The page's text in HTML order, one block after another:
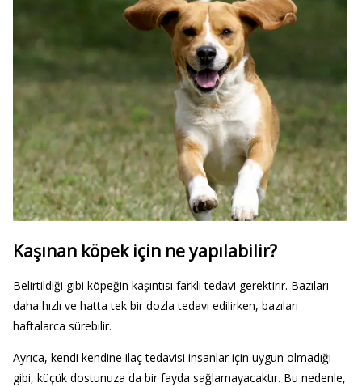
Kaşınan köpek için ne yapılabilir?
Belirtildiği gibi köpeğin kaşıntısı farklı tedavi gerektirir. Bazıları
daha hızlı ve hatta tek bir dozla tedavi edilirken, bazıları
haftalarca sürebilir.
Ayrıca, kendi kendine ilaç tedavisi insanlar için uygun olmadığı
gibi, küçük dostunuza da bir fayda sağlamayacaktır. Bu nedenle,